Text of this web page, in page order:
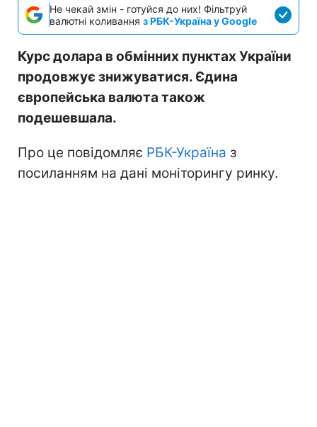
Не чекай змін - готуйся до них! Фільтруй
валютні коливання з РБК-Україна у Google
Курс долара в обмінних пунктах України
продовжує знижуватися. Єдина
європейська валюта також
подешевшала.
Про це повідомляє РБК-Україна з
посиланням на дані моніторингу ринку.